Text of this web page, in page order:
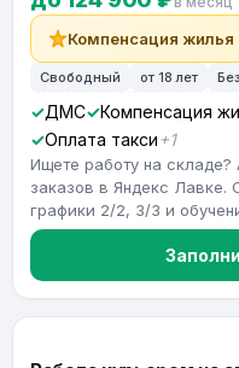
Компенсация жилья
Свободный от 18 лет
ДМС Компенсация
Оплата такси +1
Ищете работу на
заказов в Яндекс Лавке.
графики 2/2, 3/3 и